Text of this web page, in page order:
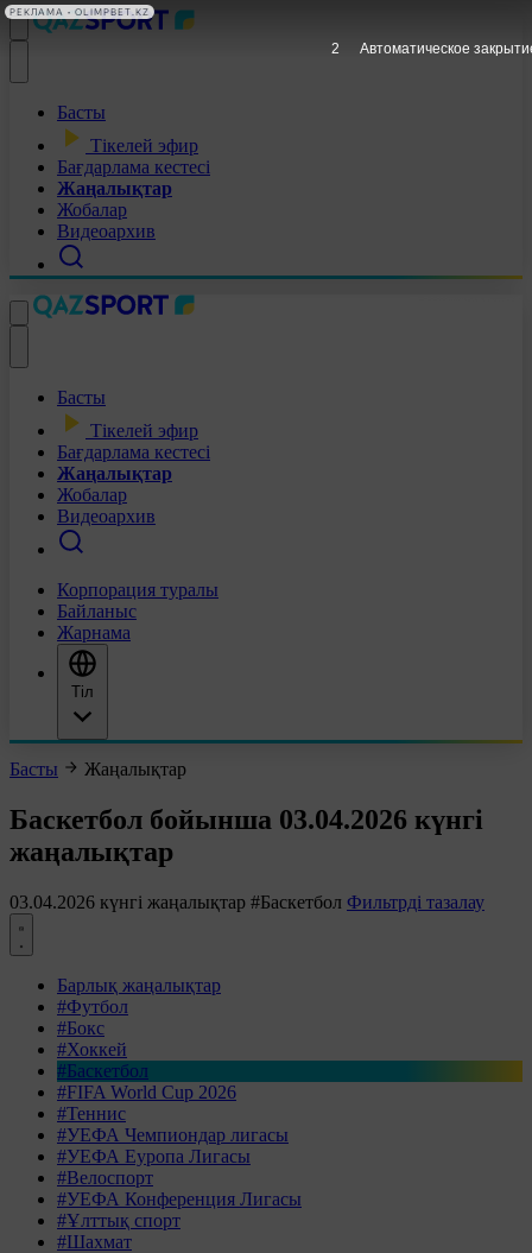
Басты
Тікелей эфир
Бағдарлама кестесі
Жаңалықтар
Жобалар
Видеоархив
Басты
Тікелей эфир
Бағдарлама кестесі
Жаңалықтар
Жобалар
Видеоархив
Корпорация туралы
Байланыс
Жарнама
Тіл
Басты Жаңалықтар
Баскетбол бойынша 03.04.2026 күнгі
жаңалықтар
03.04.2026 күнгі жаңалықтар #Баскетбол Фильтрді тазалау
Барлық жаңалықтар
#Футбол
#Бокс
#Хоккей
#Баскетбол
#FIFA World Cup 2026
#Теннис
#УЕФА Чемпиондар лигасы
#УЕФА Еуропа Лигасы
#Велоспорт
#УЕФА Конференция Лигасы
#Ұлттық спорт
#Шахмат
1 Автоматическое
РЕКЛАМА • OLIMPBET.KZ